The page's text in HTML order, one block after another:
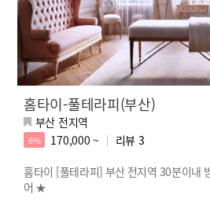
홈타이-풀테라피(부산)
부산 전지역
6% 170,000 ~ 리뷰 3
홈타이 [풀테라피] 부산 전지역 30분이내
어 ★